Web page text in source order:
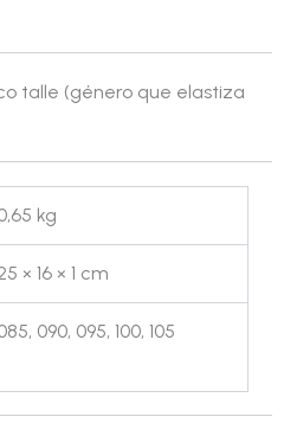
talle (género que elastiza
kg
× 16 × 1 cm
090, 095, 100, 105